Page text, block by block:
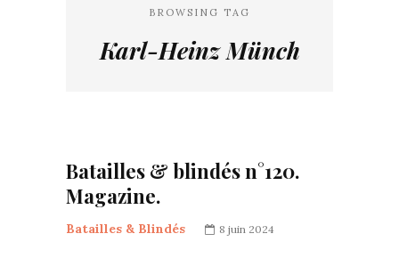
BROWSING TAG
Karl-Heinz Münch
Batailles & blindés n°120.
Magazine.
Batailles & Blindés 8 juin 2024